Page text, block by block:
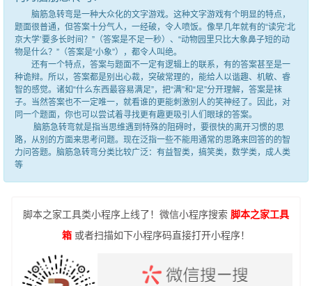
脑筋急转弯是一种大众化的文字游戏。这种文字游戏有个明显的特点，
题面很普通，但答案十分气人，一经破，令人喷饭。像早几年就有的“读完‘北
京大学’要多长时间？”（答案是不足一秒）、“动物园里只比大象鼻子短的动
物是什么？”（答案是“小象”），都令人叫绝。
还有一个特点，答案与题面不一定有逻辑上的联系，有的答案甚至是一
种诡辩。所以，答案都是别出心裁，突破常理的，能给人以谐趣、机敏、睿
智的感觉。诸如“什么东西最容易满足”，把“满”和“足”分开理解，答案是袜
子。当然答案也不一定唯一，就看谁的更能刺激别人的笑神经了。因此，对
同一个题面，你也可以尝试着寻找更有趣更吸引人们眼球的答案。
脑筋急转弯就是指当思维遇到特殊的阻碍时，要很快的离开习惯的思
路，从别的方面来思考问题。现在泛指一些不能用通常的思路来回答的的智
力问答题。脑筋急转弯分类比较广泛：有益智类，搞笑类，数学类，成人类
等
脚本之家工具类小程序上线了！微信小程序搜索 脚本之家工具
箱 或者扫描如下小程序码直接打开小程序！